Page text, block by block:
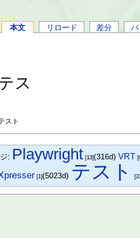
本文 リロード 差分 バ
ス
スト
: Playwright [13](316d)VRT
[1](5023d) テスト